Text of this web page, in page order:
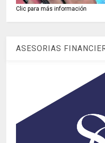
Clic para más información
ASESORIAS